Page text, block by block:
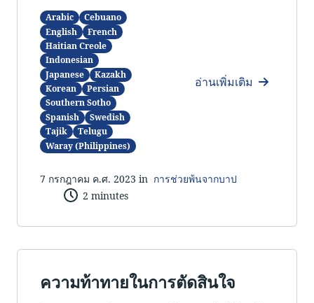
Arabic
Cebuano
English
French
Haitian Creole
Indonesian
Japanese
Kazakh
Korean
Persian
Southern Sotho
Spanish
Swedish
Tajik
Telugu
Waray (Philippines)
อ่านเพิ่มเติม
7 กรกฎาคม ค.ศ. 2023 in การช่วยพ้นจากบาป
2 minutes
ความท้าทายในการตัดสินใจ